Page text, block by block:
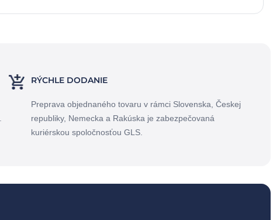
RÝCHLE DODANIE
Preprava objednaného tovaru v rámci Slovenska, Českej
republiky, Nemecka a Rakúska je zabezpečovaná
kuriérskou spoločnosťou GLS.